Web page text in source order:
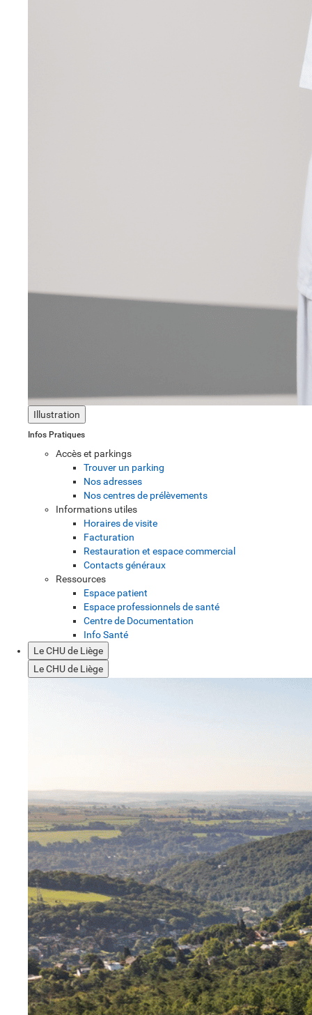
Illustration
Infos Pratiques
Accès et parkings
Trouver un parking
Nos adresses
Nos centres de prélèvements
Informations utiles
Horaires de visite
Facturation
Restauration et espace commercial
Contacts généraux
Ressources
Espace patient
Espace professionnels de santé
Centre de Documentation
Info Santé
Le CHU de Liège
Le CHU de Liège